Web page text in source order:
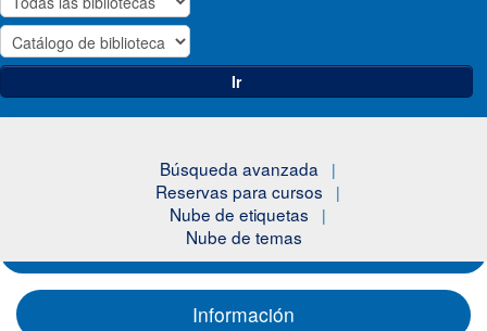
Ir
Búsqueda avanzada
Reservas para cursos
Nube de etiquetas
Nube de temas
Información